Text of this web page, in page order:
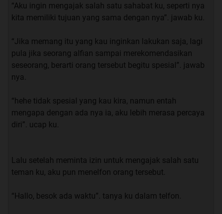
omongin”. ucap firman sambil menunjuk.
murid itu.
“ itu yang pake baju putih trus pake tas merah”. ucap
nya.
Sesaat aku memandangi nya, nafas ku sejenak berhenti.
Seperti yang di katakan oleh Firman bahwa mahasiswi
membuat ku tidak dapat memalingkan pandangan ku
dari nya, jujur saja ini melebihi ekspektasi ku sebelum
“Aku ingin mengajak salah satu sahabat ku, seperti nya
kita memiliki tujuan yang sama dengan nya”. jawab ku.
“Jika memang itu yang kau inginkan lakukan saja, lagi
pula jika seorang alfian sampai merekomendasikan
seseorang, berarti orang tersebut begitu spesial”. jawab
nya.
“hehe tidak spesial yang kau kira, namun entah
mengapa dengan ada nya ia, aku lebih merasa percaya
diri”. ucap ku.
Lalu setelah meminta izin untuk mengajak salah satu
teman ku, aku pun menelfon orang tersebut.
“Hallo, besok ada waktu”. tanya ku dalam telfon.